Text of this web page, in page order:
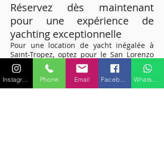
Réservez dès maintenant
pour une expérience de
yachting exceptionnelle
Pour une location de yacht inégalée à
Saint-Tropez, optez pour le San Lorenzo
100. Offrant le mélange parfait de
performances, de luxe et de
divertissement, ce yacht vous promet une
escapade maritime de rêve sur la Côte
Phone Email